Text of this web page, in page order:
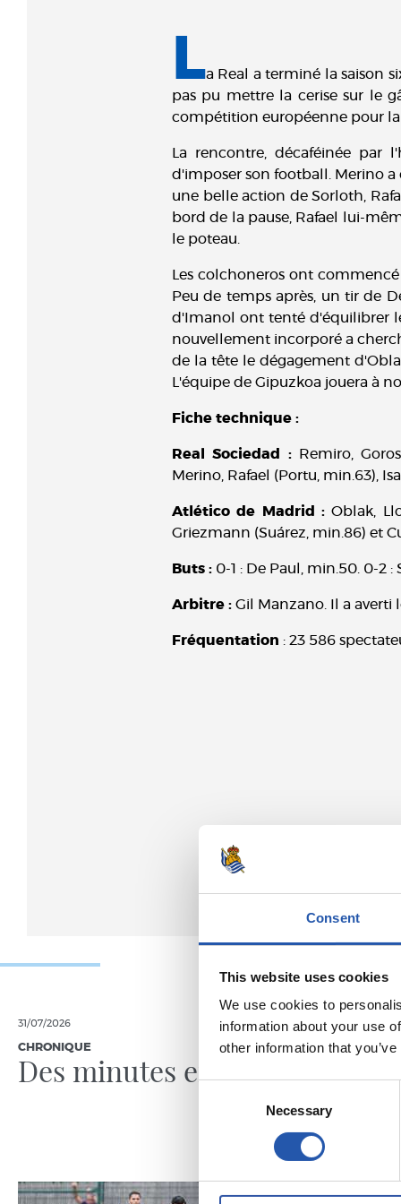
Consent
This website uses cookies
We use cookies to
information about your use
other information that
Necessary
La Real a terminé la saison
pas pu mettre la cerise sur le
compétition européenne pour la
La rencontre, décaféinée par
d'imposer son football. Merino a
une belle action de Sorloth,
bord de la pause, Rafael lui-
le poteau.
Les colchoneros ont
Peu de temps après, un tir de
d'Imanol ont tenté d'équilibrer
nouvellement incorporé a
de la tête le dégagement
L'équipe de Gipuzkoa jouera à
Fiche technique :
Real Sociedad :Remiro,
Merino, Rafael (Portu, min.63),
Atlético de Madrid :Oblak,
Griezmann (Suárez, min.86) et
Buts : 0-1 : De Paul, min.50. 0-2 :
Arbitre : Gil Manzano. Il a averti
Fréquentation : 23 586
31/07/2026
CHRONIQUE
Des minutes en plus
24/07/2026
VIDÉOS
Une